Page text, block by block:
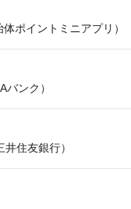
ポイントミニアプリ）
ンク）
住友銀行）